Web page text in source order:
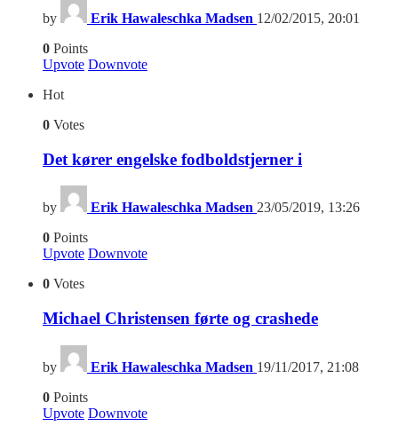
by Erik Hawaleschka Madsen 12/02/2015, 20:01
0 Points
Upvote Downvote
Hot
0 Votes
Det kører engelske fodboldstjerner i
by Erik Hawaleschka Madsen 23/05/2019, 13:26
0 Points
Upvote Downvote
0 Votes
Michael Christensen førte og crashede
by Erik Hawaleschka Madsen 19/11/2017, 21:08
0 Points
Upvote Downvote